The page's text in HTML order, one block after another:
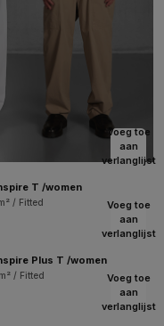
Voeg toe
aan
verlanglijst
T /women
/ Fitted
Voeg toe
aan
verlanglijst
Plus T /women
/ Fitted
Voeg toe
aan
verlanglijst